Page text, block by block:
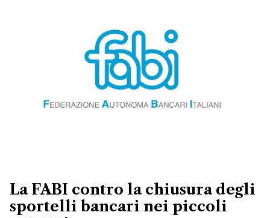
La FABI contro la chiusura degli
sportelli bancari nei piccoli